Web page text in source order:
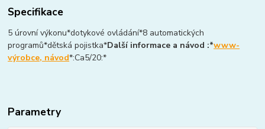
Specifikace
5 úrovní výkonu*dotykové ovládání*8 automatických
programů*dětská pojistka*Další informace a návod :*www-
výrobce, návod*:Ca5/20:*
Parametry